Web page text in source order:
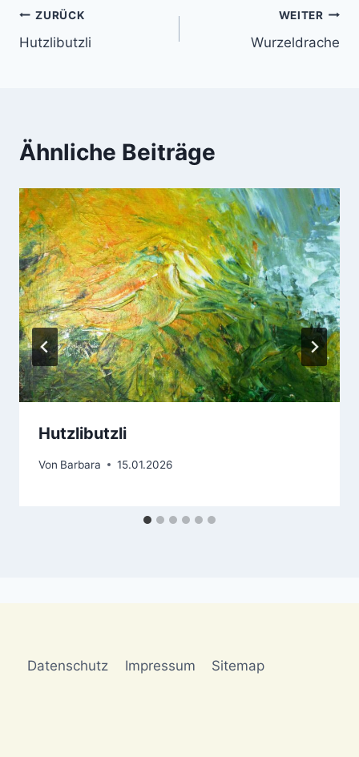
Beitragsnavigation
ZURÜCK
Hutzlibutzli
WEITER
Wurzeldrache
Ähnliche Beiträge
Hutzlibutzli
Von Barbara 15.01.2026
Datenschutz Impressum Sitemap